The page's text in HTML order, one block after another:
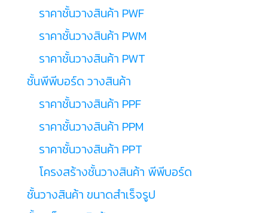
ราคาชั้นวางสินค้า PWF
ราคาชั้นวางสินค้า PWM
ราคาชั้นวางสินค้า PWT
ชั้นพีพีบอร์ด วางสินค้า
ราคาชั้นวางสินค้า PPF
ราคาชั้นวางสินค้า PPM
ราคาชั้นวางสินค้า PPT
โครงสร้างชั้นวางสินค้า พีพีบอร์ด
ชั้นวางสินค้า ขนาดสำเร็จรูป